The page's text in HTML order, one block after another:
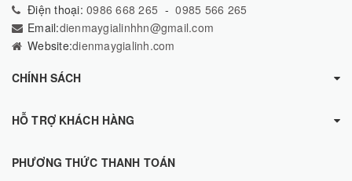
Điện thoại: 0986 668 265 -0985 566 265
Email:dienmaygialinhhn@gmail.com
Website:dienmaygialinh.com
CHÍNH SÁCH
HỖ TRỢ KHÁCH HÀNG
PHƯƠNG THỨC THANH TOÁN